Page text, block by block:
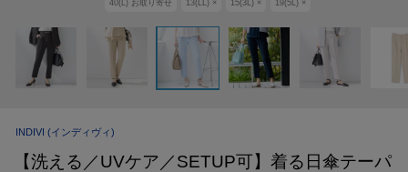
40(L) お取り寄せ 13(LL) × 15(3L) × 19(5L) ×
INDIVI (インディヴィ)
【洗える／UVケア／SETUP可】着る日傘テーパ